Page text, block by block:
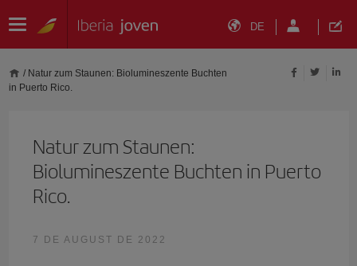
DE
/ Natur zum Staunen: Biolumineszente Buchten
in Puerto Rico.
Natur zum Staunen:
Biolumineszente Buchten in Puerto
Rico.
7 DE AUGUST DE 2022